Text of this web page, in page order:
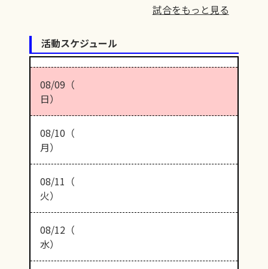
試合をもっと見る
活動スケジュール
08/09（
日）
08/10（
月）
08/11（
火）
08/12（
水）